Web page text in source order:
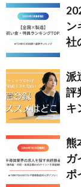
ン
社
派
評
キ
熊
ガ
ポ